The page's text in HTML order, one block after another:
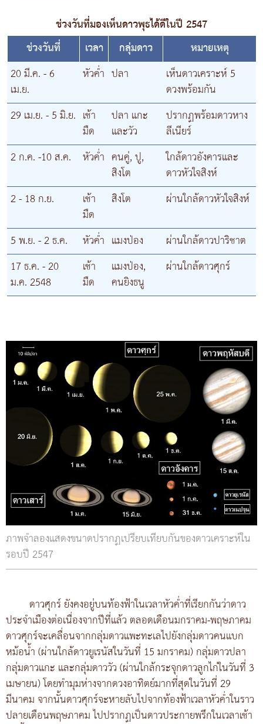
ช่วงวันที่มองเห็นดาวพุธได้ดีในปี 2547
ช่วงวันที่
เวลา กลุ่มดาว
หมายเหตุ
20 มี.ค. - 6
เม.ย.
หัวค่ำ ปลา เห็นดาวเคราะห์ 5
ดวงพร้อมกัน
29 เม.ย. - 5 มิ.ย. เช้า
มืด
ปลา แกะ
และวัว
ปรากฏพร้อมดาวหาง
ลีเนียร์
2 ก.ค. -10 ส.ค.
หัวค่ำ คนคู่, ปู,
สิงโต
ใกล้ดาวอังคารและ
ดาวหัวใจสิงห์
2 - 18 ก.ย.
เช้า
มืด
สิงโต ผ่านใกล้ดาวหัวใจสิงห์
5 พ.ย. - 2 ธ.ค. หัวค่ำ แมงป่อง
ผ่านใกล้ดาวปาริชาต
17 ธ.ค. - 20
ม.ค. 2548
เช้า
มืด
แมงป่อง,
คนยิงธนู
ผ่านใกล้ดาวศุกร์
ภาพจำลองแสดงขนาดปรากฏเปรียบเทียบกันของดาวเคราะห์ใน
รอบปี 2547
ดาวศุกร์ ยังคงอยู่บนท้องฟ้าในเวลาหัวค่ำที่เรียกกันว่าดาว
ประจำเมืองต่อเนื่องจากปีที่แล้ว ตลอดเดือนมกราคม-พฤษภาคม
ดาวศุกร์จะเคลื่อนจากกลุ่มดาวแพะทะเลไปยังกลุ่มดาวคนแบก
หม้อน้ำ (ผ่านใกล้ดาวยูเรนัสในวันที่ 15 มกราคม) กลุ่มดาวปลา
กลุ่มดาวแกะ และกลุ่มดาววัว (ผ่านใกล้กระจุกดาวลูกไก่ในวันที่ 3
เมษายน) โดยทำมุมห่างจากดวงอาทิตย์มากที่สุดในวันที่ 29
มีนาคม จากนั้นดาวศุกร์จะหายลับไปจากท้องฟ้าเวลาหัวค่ำในราว
ปลายเดือนพฤษภาคม ไปปรากฏเป็นดาวประกายพรึกในเวลาเช้า